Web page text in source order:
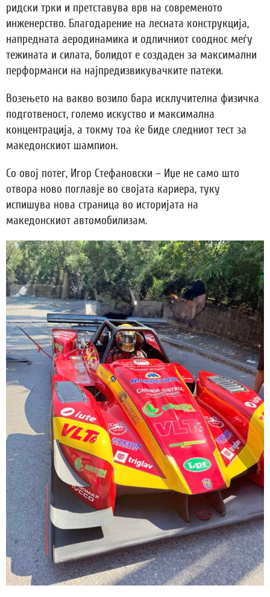
ридски трки и претставува врв на современото
инженерство. Благодарение на лесната конструкција,
напредната аеродинамика и одличниот сооднос меѓу
тежината и силата, болидот е создаден за максимални
перформанси на најпредизвикувачките патеки.
Возењето на вакво возило бара исклучителна физичка
подготвеност, големо искуство и максимална
концентрација, а токму тоа ќе биде следниот тест за
македонскиот шампион.
Со овој потег, Игор Стефановски – Иџе не само што
отвора ново поглавје во својата кариера, туку
испишува нова страница во историјата на
македонскиот автомобилизам.